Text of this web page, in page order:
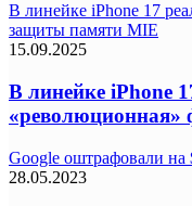
В линейке iPhone 17
защиты памяти MIE
15.09.2025
В линейке iPhone
Google оштрафовали на
28.05.2023